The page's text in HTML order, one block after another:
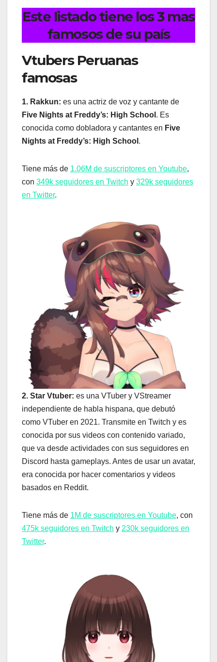
Este listado tiene los 3 mas
famosos de su país
Vtubers Peruanas
famosas
1. Rakkun: es una actriz de voz y cantante de
Five Nights at Freddy’s: High School . Es
conocida como dobladora y cantantes en Five
Nights at Freddy’s: High School .
Tiene más de 1.06M de suscriptores en Youtube,
con 349k seguidores en Twitch y 329k seguidores
en Twitter.
2. Star Vtuber: es una VTuber y VStreamer
independiente de habla hispana, que debutó
como VTuber en 2021. Transmite en Twitch y es
conocida por sus videos con contenido variado,
que va desde actividades con sus seguidores en
Discord hasta gameplays. Antes de usar un avatar,
era conocida por hacer comentarios y videos
basados ​​en Reddit.
Tiene más de 1M de suscriptores en Youtube, con
475k seguidores en Twitch y 230k seguidores en
Twitter.